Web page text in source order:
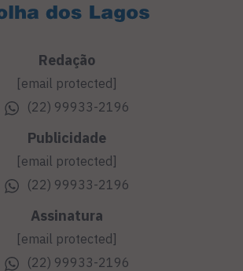
Redação
[email protected]
(22) 99933-2196
Publicidade
[email protected]
(22) 99933-2196
Assinatura
[email protected]
(22) 99933-2196